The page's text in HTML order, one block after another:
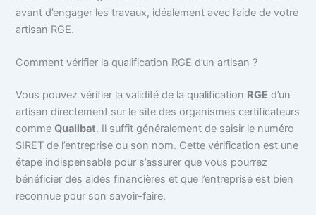
avant d’engager les travaux, idéalement avec l’aide de votre
artisan RGE.
Comment vérifier la qualification RGE d’un artisan ?
Vous pouvez vérifier la validité de la qualification RGE d’un
artisan directement sur le site des organismes certificateurs
commeQualibat. Il suffit généralement de saisir le numéro
SIRET de l’entreprise ou son nom. Cette vérification est une
étape indispensable pour s’assurer que vous pourrez
bénéficier des aides financières et que l’entreprise est bien
reconnue pour son savoir-faire.